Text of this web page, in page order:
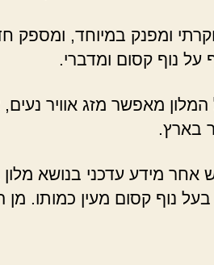
ומפנק במיוחד, ומספק
על נוף קסום ומדברי.
מאפשר מזג אוויר
בארץ.
אחר מידע עדכני בנושא
נוף קסום מעין כמותו.